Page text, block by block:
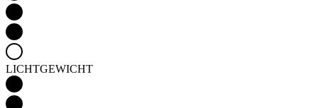
LICHTGEWICHT